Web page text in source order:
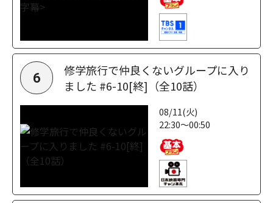
6
修学旅行で仲良くないグループに入り
ました #6-10[終]（全10話）
08/11(火)
22:30～00:50